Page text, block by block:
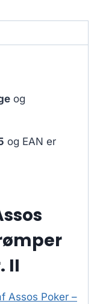
og
og EAN er
II
Assos Poker –